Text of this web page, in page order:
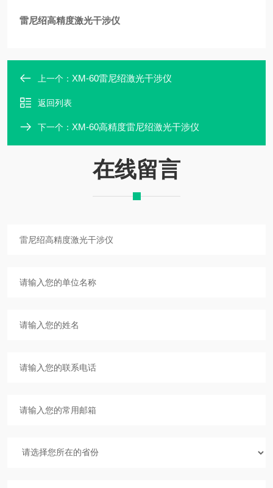
雷尼绍高精度激光干涉仪
上一个： XM-60雷尼绍激光干涉仪
返回列表
下一个： XM-60高精度雷尼绍激光干涉仪
在线留言